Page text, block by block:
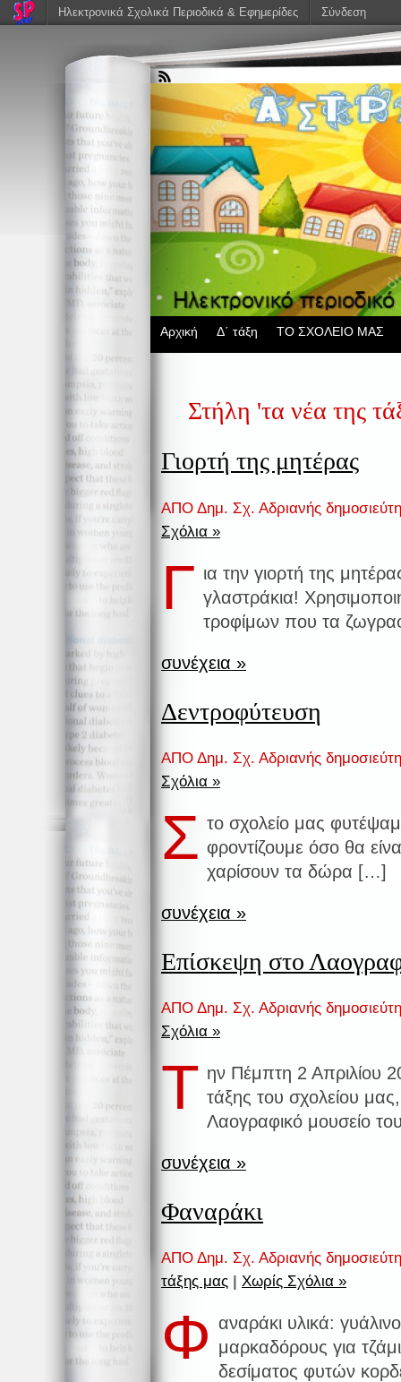
Αρχική Δ΄ τάξη ΤΟ ΣΧΟΛΕΙΟ ΜΑΣ
Στήλη 'τα νέα της
Γιορτή της μητέρας
ΑΠΟ Δημ. Σχ. Αδριανής
Σχόλια »
Γ ια την γιορτή της
γλαστράκια!
τροφίμων που τα
συνέχεια »
Δεντροφύτευση
ΑΠΟ Δημ. Σχ. Αδριανής
Σχόλια »
Σ το σχολείο μας
φροντίζουμε όσο θα
χαρίσουν τα δώρα […]
συνέχεια »
Επίσκεψη στο
ΑΠΟ Δημ. Σχ. Αδριανής
Σχόλια »
Τ ην Πέμπτη 2 Απριλίου
τάξης του σχολείου
Λαογραφικό μουσείο
συνέχεια »
Φαναράκι
ΑΠΟ Δημ. Σχ. Αδριανής
τάξης μας | Χωρίς Σχόλια »
Φ αναράκι υλικά:
μαρκαδόρους για
δεσίματος φυτών
Ηλεκτρονικά Σχολικά Περιοδικά & Εφημερίδες Σύνδεση